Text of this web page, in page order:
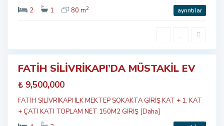
2
1 80 m2 ayrıntılar
FATİH SİLİVRİKAPI’DA MÜSTAKİL EV
₺ 9,500,000
FATİH SİLİVRİKAPI İLK MEKTEP SOKAKTA GİRİŞ KAT + 1. KAT
+ ÇATI KATI TOPLAM NET 150M2 GİRİŞ [Daha]